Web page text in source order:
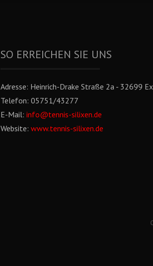
SO ERREICHEN SIE UNS
Adresse: Heinrich-Drake Straße 2a - 32699
Telefon: 05751/43277
E-Mail: info@tennis-silixen.de
Website: www.tennis-silixen.de